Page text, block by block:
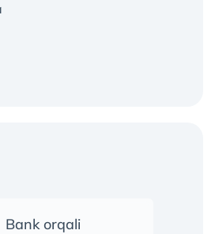
Bank orqali